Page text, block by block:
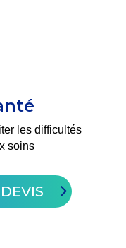
les difficultés
soins